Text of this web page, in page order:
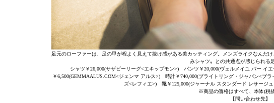
足元のローファーは、足の甲が程よく見えて抜け感がある美カッティング。メンズライクなんだ
みシャツ〟との共通点が感じられる
シャツ￥26,000(サザビーリーグ<エキップモン>) パンツ￥20,000(ヴェルメイユ パー
￥6,500(GEMMAALUS.COM<ジェンマ アルス>) 時計￥740,000(ブライトリング・ジャパン<
ズ<レフィエ>) 靴￥125,000(ジャーナル スタンダード レサージ
※商品の価格はすべて、本体(税
【問い合わせ先】